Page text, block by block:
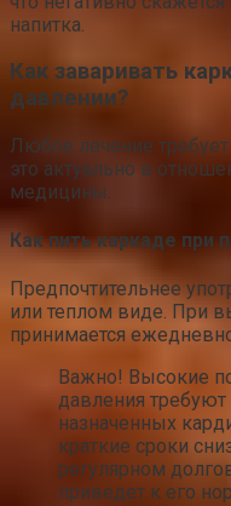
напитка.
Как заваривать
давлении?
Любое лечение
это актуально в
медицины.
Как пить каркаде
Предпочтительнее
или теплом виде. При
принимается
Важно! Высокие
давления
назначенных
краткие сроки
регулярном
приведет к его